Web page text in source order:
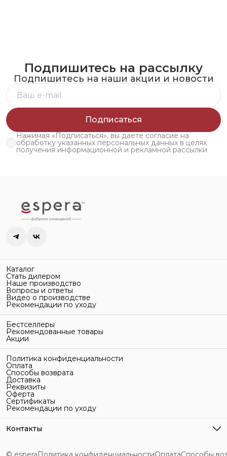
Подпишитесь на рассылку
Подпишитесь на наши акции и новости
Подписаться
Нажимая «Подписаться», вы даете согласие на
обработку указанных персональных данных в целях
получения информационной и рекламной рассылки
Каталог
Стать дилером
Наше производство
Вопросы и ответы
Видео о производстве
Рекомендации по уходу
Бестселлеры
Рекомендованные товары
Акции
Политика конфиденциальности
Оплата
Способы возврата
Доставка
Реквизиты
Оферта
Сертификаты
Рекомендации по уходу
Контакты